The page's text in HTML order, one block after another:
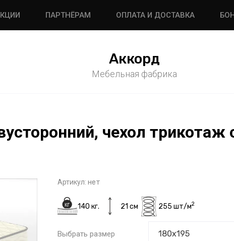
ПАРТНЁРАМ ОПЛАТА И ДОСТАВКА
Аккорд
Мебельная фабрика
чехол трикотаж
Артикул: нет
140 кг. 21 см 255 шт/м2
Выбрать размер